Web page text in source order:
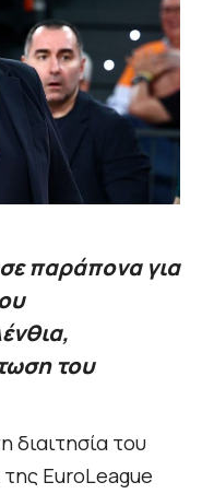
παράπονα για
του
διαιτησία του
EuroLeague